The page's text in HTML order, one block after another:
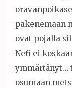
pakenemaan
ovat pojalla
Nefi ei
ymmärtänyt…
osumaan